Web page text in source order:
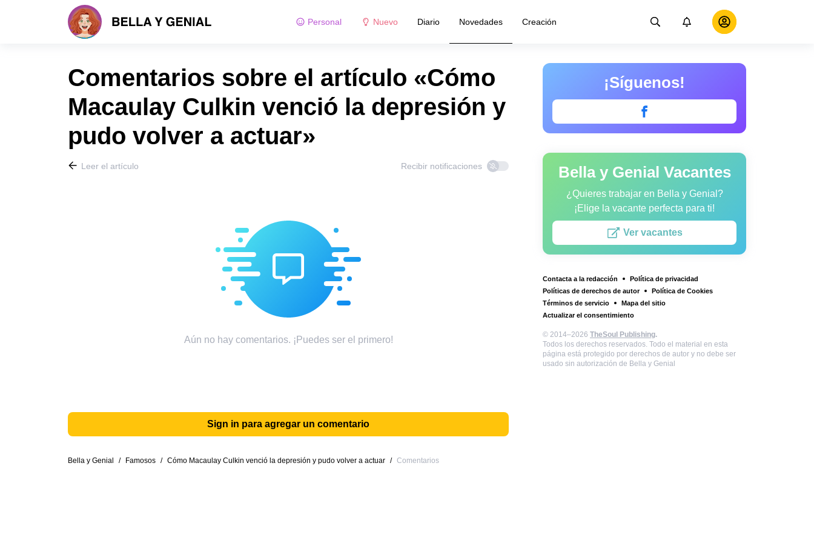
Personal Nuevo Diario Novedades Creación
¡Síguenos!
Bella y Genial Vacantes
¿Quieres trabajar en Bella y Genial?
¡Elige la vacante perfecta para ti!
Ver vacantes
Contacta a la redacción
Política de privacidad
Políticas de derechos de autor
Política de Cookies
Términos de servicio
Mapa del sitio
Actualizar el consentimiento
© 2014–2026 TheSoul Publishing.
Todos los derechos reservados. Todo el material en esta
página está protegido por derechos de autor y no debe ser
usado sin autorización de Bella y Genial
Comentarios sobre el artículo «Cómo
Macaulay Culkin venció la depresión y
pudo volver a actuar»
Leer el artículo Recibir notificaciones
Aún no hay comentarios. ¡Puedes ser el primero!
Sign in para agregar un comentario
Bella y Genial / Famosos / Cómo Macaulay Culkin venció la depresión y pudo volver a actuar / Comentarios